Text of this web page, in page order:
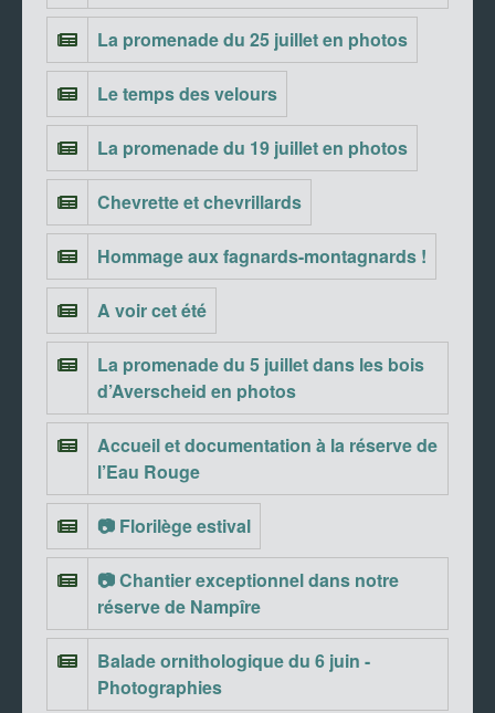
La promenade du 25 juillet en photos
Le temps des velours
La promenade du 19 juillet en photos
Chevrette et chevrillards
Hommage aux fagnards-montagnards !
A voir cet été
La promenade du 5 juillet dans les bois
d’Averscheid en photos
Accueil et documentation à la réserve de
l’Eau Rouge
📷 Florilège estival
📷 Chantier exceptionnel dans notre
réserve de Nampîre
Balade ornithologique du 6 juin -
Photographies